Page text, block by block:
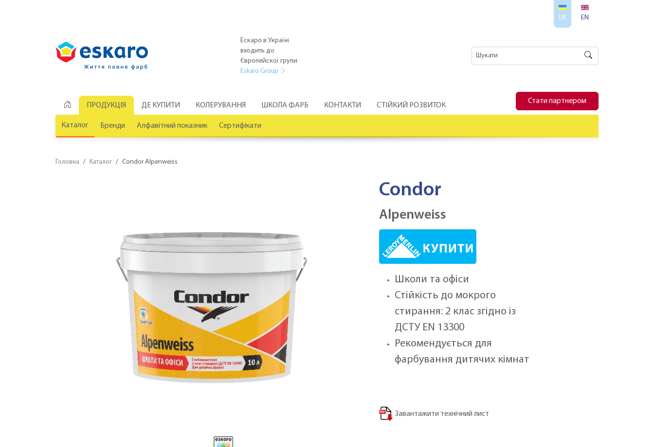
UK EN
Ескаро в Україні
входить до
Європейскої групи
Eskaro Group
ПРОДУКЦІЯ ДЕ КУПИТИ КОЛЕРУВАННЯ ШКОЛА ФАРБ КОНТАКТИ СТІЙКИЙ РОЗВИТОК
Стати партнером
Каталог Бренди Алфавітний показник Сертифікати
Головна Каталог Condor Alpenweiss
Condor
Alpenweiss
Школи та офіси
Стійкість до мокрого
стирання: 2 клас згідно із
ДСТУ EN 13300
Рекомендується для
фарбування дитячих кімнат
Завантажити технічний лист